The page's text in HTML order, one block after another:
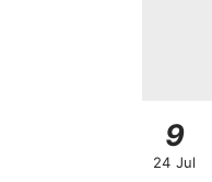
9
24 Jul